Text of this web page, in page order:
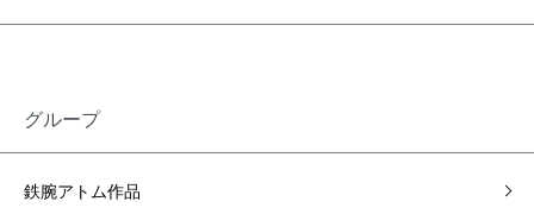
グループ
鉄腕アトム作品